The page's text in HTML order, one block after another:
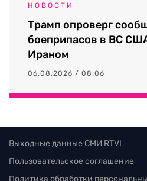
НОВОСТИ
Трамп опроверг
боеприпасов в ВС
Ираном
06.08.2026 / 08:06
Выходные данные СМИ RTVI
Пользовательское соглашение
Политика обработки